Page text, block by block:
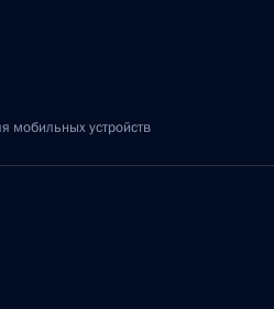
мобильных устройств